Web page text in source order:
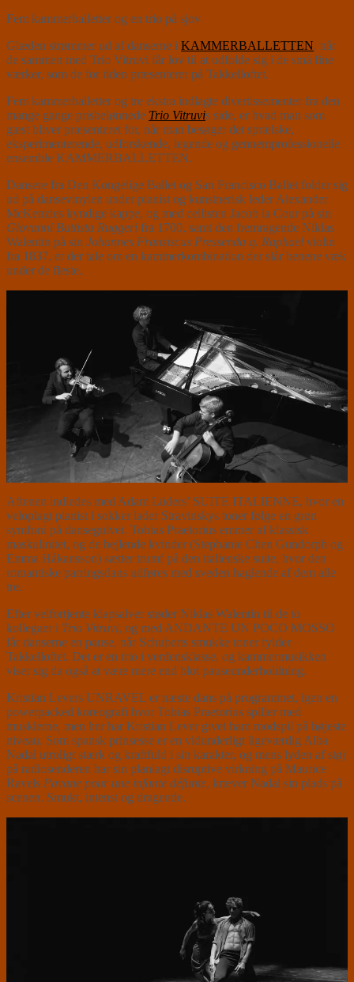
Fem kammerballetter og en trio på sjov
Glæden strømmer ud af danserne i KAMMERBALLETTEN, når
de sammen med Trio Vitruvi får lov til at udfolde sig i de små fine
værker, som de for tiden præsenterer på Takkelloftet.
Fem kammerballetter og tre ekstra indlagte divertissementer fra den
mange gange prisbelønnede Trio Vitruvis side, er hvad man som
gæst bliver præsenteret for, når man besøger det sprælske,
eksperimenterende, udforskende, legende og gennemprofessionelle
ensemble KAMMERBALLETTEN.
Dansere fra Den Kongelige Ballet og San Francisco Ballet folder sig
ud på dansevinylen under pianist og kunstnerisk leder Alexander
McKenzies kyndige kappe, og med cellisten Jacob la Cour på sin
Giovanni Battista Ruggeri fra 1700, samt den fremragende Niklas
Walentin på sin Johannes Fransiscus Pressenda q. Raphael violin
fra 1837, er der tale om en kammerkombination der slår benene væk
under de fleste.
Aftenen indledes med Adam Lüders’ SUITE ITALIENNE, hvor en
veloplagt pianist i sokker lader Stravinskys toner følge en grøn
symfoni på dansegulvet. Tobias Praetorius emmer af klassisk
maskulinitet, og de bejlende kvinder (Stephanie Chen Gundorph og
Emma Håkansson) sætter trumf på den italienske suite, hvor den
romantiske parringsdans udføres med sveden haglende af dem alle
tre.
Efter velfortjente klapsalver støder Niklas Walentin til de to
kollegaer i Trio Vitruvi, og med ANDANTE UN POCO MOSSO
får danserne en pause, når Schuberts smukke toner fylder
Takkelloftet. Det er en trio i verdensklasse, og kammermusikken
viser sig da også at være mere end blot pauseunderholdning.
Kristian Levers UNRAVEL er næste dans på programmet, igen en
powerpacked koreografi hvor Tobias Praetorius spiller med
musklerne, men her har Kristian Lever givet ham modspil på højeste
niveau. Som spansk prinsesse er en vidunderligt ligeværdig Alba
Nadal utroligt stærk og kraftfuld i sin karakter, og mens lyden af støj
på radiosenderen har sin planlagt disruptive virkning på Maurice
Ravels Pavane pour une infante défunte, kræver Nadal sin plads på
scenen. Smukt, intenst og dragende.